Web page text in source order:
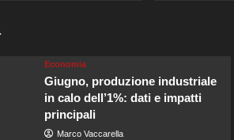
Economia
Giugno, produzione industriale
in calo dell’1%: dati e impatti
principali
Marco Vaccarella